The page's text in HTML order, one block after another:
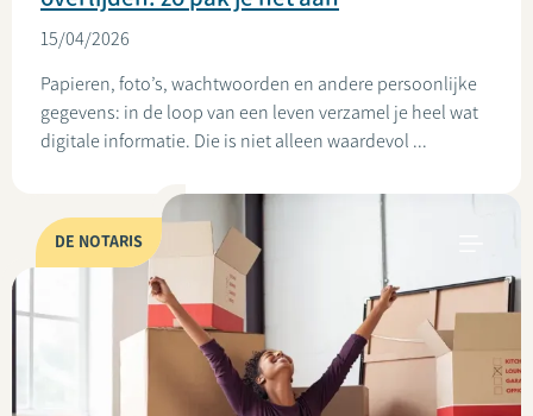
15/04/2026
Papieren, foto’s, wachtwoorden en andere persoonlijke
gegevens: in de loop van een leven verzamel je heel wat
digitale informatie. Die is niet alleen waardevol ...
DE NOTARIS